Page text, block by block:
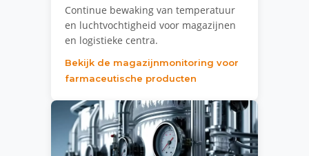
Continue bewaking van temperatuur
en luchtvochtigheid voor magazijnen
en logistieke centra.
Bekijk de magazijnmonitoring voor
farmaceutische producten